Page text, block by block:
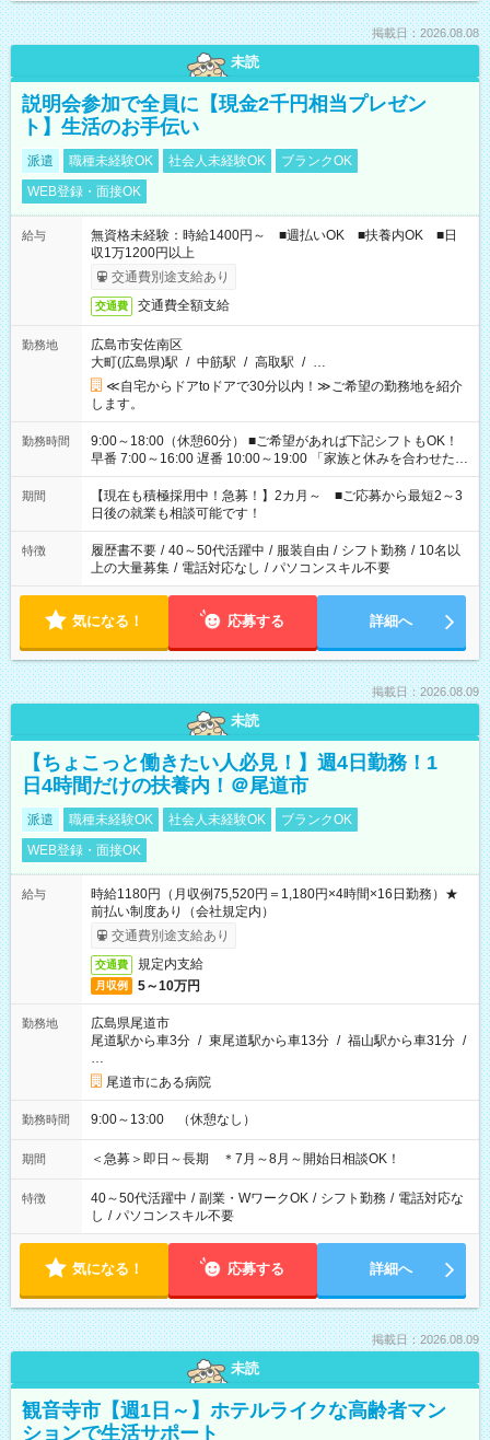
掲載日：2026.08.08
未読
説明会参加で全員に【現金2千円相当プレゼン
ト】生活のお手伝い
派遣 職種未経験OK 社会人未経験OK
ブランクOK
WEB登録・面接OK
給与
無資格未経験：時給1400円～ ■週払いOK ■扶養内OK ■日
収1万1200円以上
交通費別途支給あり
交通費 交通費全額支給
勤務地
広島市安佐南区
大町(広島県)駅 / 中筋駅 / 高取駅 / …
≪自宅からドアtoドアで30分以内！≫ご希望の勤務地を紹介
します。
勤務時間
9:00～18:00（休憩60分） ■ご希望があれば下記シフトもOK！
早番 7:00～16:00 遅番 10:00～19:00 「家族と休みを合わせた
い」 「余裕を持って夕飯の準備がしたい」 「できれば残業はし
たくない」 など、ご希望を教えてくださいね。 ※Wワーク希望
の方へ 今ご覧のお仕事で希望する勤務時間と、もう1つのお仕事
の勤務時間。 合計で週40時間を超える場合は応募できません。
期間
【現在も積極採用中！急募！】2カ月～ ■ご応募から最短2～3
日後の就業も相談可能です！
特徴 履歴書不要 / 40～50代活躍中 / 服装自由 / シフト勤務 / 10名以
上の大量募集 / 電話対応なし / パソコンスキル不要
気になる！ 応募する 詳細へ
掲載日：2026.08.09
未読
【ちょこっと働きたい人必見！】週4日勤務！1
日4時間だけの扶養内！＠尾道市
派遣 職種未経験OK 社会人未経験OK
ブランクOK
WEB登録・面接OK
給与
時給1180円（月収例75,520円＝1,180円×4時間×16日勤務）★
前払い制度あり（会社規定内）
交通費別途支給あり
交通費 規定内支給
月収例 5～10万円
勤務地
広島県尾道市
尾道駅から車3分 / 東尾道駅から車13分 / 福山駅から車31分 /
…
尾道市にある病院
勤務時間 9:00～13:00 （休憩なし）
期間 ＜急募＞即日～長期 ＊7月～8月～開始日相談OK！
特徴 40～50代活躍中 / 副業・WワークOK / シフト勤務 / 電話対応な
し / パソコンスキル不要
気になる！ 応募する 詳細へ
掲載日：2026.08.09
未読
観音寺市【週1日～】ホテルライクな高齢者マン
ションで生活サポート